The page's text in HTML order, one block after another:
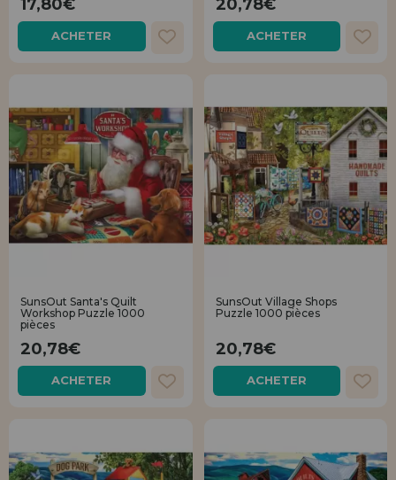
Allez-y! Nous vous attendions.
ENREGISTREMENT DISTRIBUTEUR
17,80€
ACHETER
20,78€
ACHETER
SunsOut Santa's Quilt
Workshop Puzzle 1000
pièces
20,78€
ACHETER
SunsOut Village Shops
Puzzle 1000 pièces
20,78€
ACHETER